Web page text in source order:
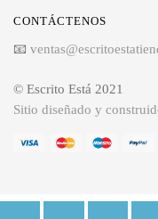
CONTÁCTENOS
📧
© Escrito Está 2021
Sitio diseñado y